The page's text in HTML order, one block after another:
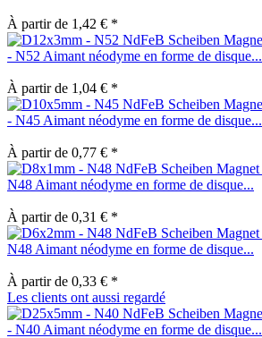
À partir de 1,42 € *
- N52 Aimant néodyme en forme de disque...
À partir de 1,04 € *
- N45 Aimant néodyme en forme de disque...
À partir de 0,77 € *
N48 Aimant néodyme en forme de disque...
À partir de 0,31 € *
N48 Aimant néodyme en forme de disque...
À partir de 0,33 € *
Les clients ont aussi regardé
- N40 Aimant néodyme en forme de disque...